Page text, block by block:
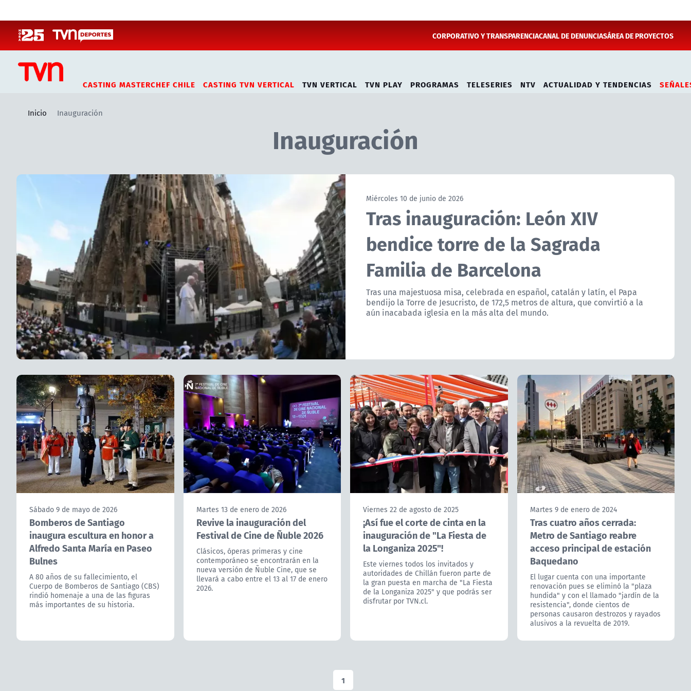
CORPORATIVO Y TRANSPARENCIACANAL DE DENUNCIASÁREA DE PROYECTOS
CASTING MASTERCHEF CHILE CASTING TVN VERTICAL TVN VERTICAL TVN PLAY PROGRAMAS TELESERIES NTV ACTUALIDAD Y TENDENCIAS
Inicio Inauguración
Inauguración
Artículos relacionados con Inauguración
Miércoles 10 de junio de 2026
Tras inauguración: León XIV
bendice torre de la Sagrada
Familia de Barcelona
Tras una majestuosa misa, celebrada en español, catalán y latín, el Papa
bendijo la Torre de Jesucristo, de 172,5 metros de altura, que convirtió a la
aún inacabada iglesia en la más alta del mundo.
Sábado 9 de mayo de 2026
Bomberos de Santiago
inaugura escultura en honor a
Alfredo Santa María en Paseo
Bulnes
A 80 años de su fallecimiento, el
Cuerpo de Bomberos de Santiago (CBS)
rindió homenaje a una de las figuras
más importantes de su historia.
Martes 13 de enero de 2026
Revive la inauguración del
Festival de Cine de Ñuble 2026
Clásicos, óperas primeras y cine
contemporáneo se encontrarán en la
nueva versión de Ñuble Cine, que se
llevará a cabo entre el 13 al 17 de enero
2026.
Viernes 22 de agosto de 2025
¡Así fue el corte de cinta en la
inauguración de "La Fiesta de
la Longaniza 2025"!
Este viernes todos los invitados y
autoridades de Chillán fueron parte de
la gran puesta en marcha de "La Fiesta
de la Longaniza 2025" y que podrás ser
disfrutar por TVN.cl.
Martes 9 de enero de 2024
Tras cuatro años cerrada:
Metro de Santiago reabre
acceso principal de estación
Baquedano
El lugar cuenta con una importante
renovación pues se eliminó la "plaza
hundida" y con el llamado "jardín de la
resistencia", donde cientos de
personas causaron destrozos y rayados
alusivos a la revuelta de 2019.
1